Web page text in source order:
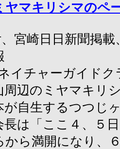
ヤマキリシマのペ
、宮崎日日新聞掲
イチャーガイド
周辺のミヤマキリ
が自生するつつじ
長は「ここ４、５
から満開になり、